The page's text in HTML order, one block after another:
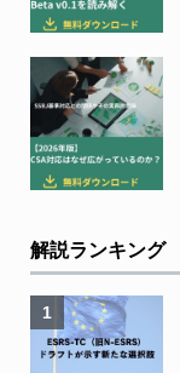
解説ランキング
1